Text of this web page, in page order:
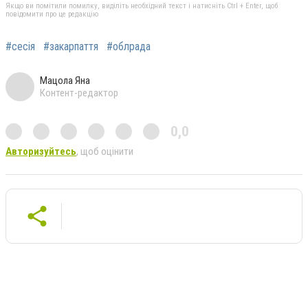
Якщо ви помітили помилку, виділіть необхідний текст і натисніть Ctrl + Enter, щоб
повідомити про це редакцію
#сесія #закарпаття #облрада
Мацола Яна
Контент-редактор
0,0
Авторизуйтесь, щоб оцінити